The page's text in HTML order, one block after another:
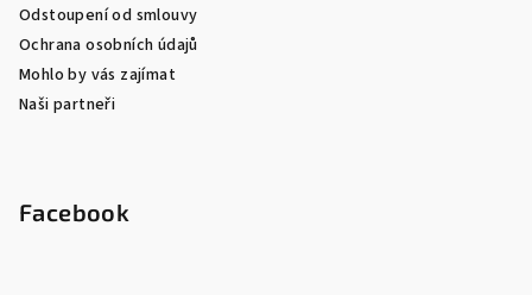
Odstoupení od smlouvy
Ochrana osobních údajů
Mohlo by vás zajímat
Naši partneři
Facebook